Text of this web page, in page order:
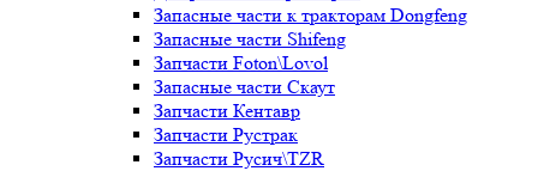
Запасные части к тракторам Dongfeng
Запасные части Shifeng
Запчасти Foton\Lovol
Запасные части Скаут
Запчасти Кентавр
Запчасти Рустрак
Запчасти Русич\TZR